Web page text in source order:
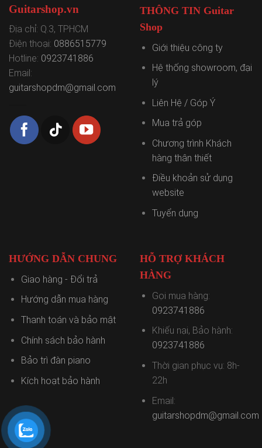
Guitarshop.vn
Địa chỉ: Q.3, TPHCM
Điện thoại: 0886515779
Hotline: 0923741886
Email:
guitarshopdm@gmail.com
THÔNG TIN Guitar
Shop
Giới thiệu công ty
Hệ thống showroom, đại
lý
Liên Hệ / Góp Ý
Mua trả góp
Chương trình Khách
hàng thân thiết
Điều khoản sử dụng
website
Tuyển dụng
HƯỚNG DẪN CHUNG
Giao hàng - Đổi trả
Hướng dẫn mua hàng
Thanh toán và bảo mật
Chính sách bảo hành
Bảo trì đàn piano
Kích hoạt bảo hành
HỖ TRỢ KHÁCH
HÀNG
Gọi mua hàng:
0923741886
Khiếu nại, Bảo hành:
0923741886
Thời gian phục vụ: 8h-
22h
Email:
guitarshopdm@gmail.com